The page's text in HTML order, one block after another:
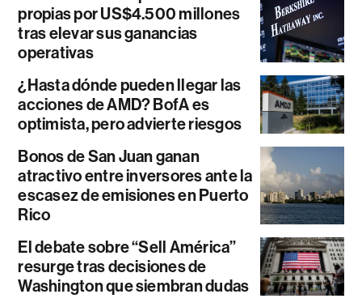
propias por US$4.500 millones
tras elevar sus ganancias
operativas
¿Hasta dónde pueden llegar las
acciones de AMD? BofA es
optimista, pero advierte riesgos
Bonos de San Juan ganan
atractivo entre inversores ante la
escasez de emisiones en Puerto
Rico
El debate sobre “Sell América”
resurge tras decisiones de
Washington que siembran dudas